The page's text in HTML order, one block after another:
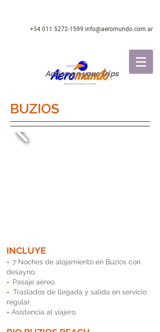
+54 011 5272-1599 info@aeromundo.com.ar
Action on your Trips
BUZIOS
INCLUYE
- 7 Noches de alojamiento en Buzios con
desayno.
- Pasaje aéreo.
- Traslados de llegada y salida en servicio
regular.
- Asistencia al viajero.